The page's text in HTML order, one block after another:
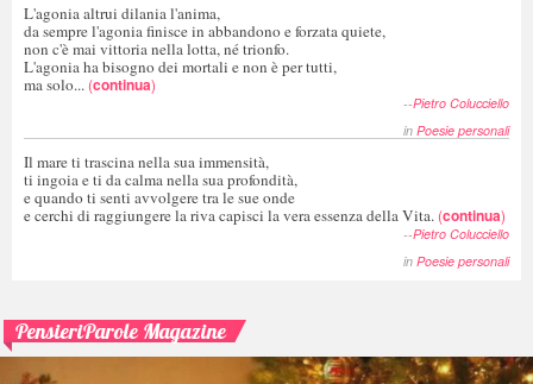
L'agonia altrui dilania l'anima,
da sempre l'agonia finisce in abbandono e forzata quiete,
non c'è mai vittoria nella lotta, né trionfo.
L'agonia ha bisogno dei mortali e non è per tutti,
ma solo... (continua)
--Pietro Colucciello
in Poesie personali
Il mare ti trascina nella sua immensità,
ti ingoia e ti da calma nella sua profondità,
e quando ti senti avvolgere tra le sue onde
e cerchi di raggiungere la riva capisci la vera essenza della Vita. (continua)
--Pietro Colucciello
in Poesie personali
PensieriParole Magazine